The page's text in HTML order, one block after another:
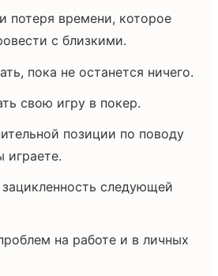
потеря времени, которое
с близкими.
пока не останется ничего.
свою игру в покер.
позиции по поводу
играете.
следующей
на работе и в личных